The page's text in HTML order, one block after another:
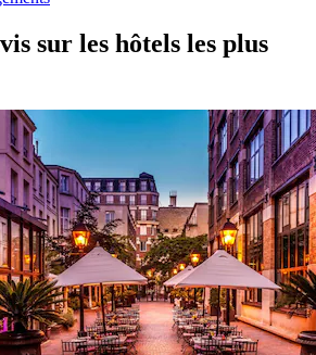
sur les hôtels les plus